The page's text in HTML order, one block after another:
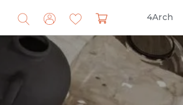
4Arch
Search
for: